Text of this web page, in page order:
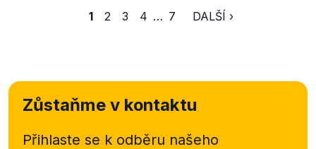
1 2 3 4 … 7 DALŠÍ ›
Zůstaňme v kontaktu
Přihlaste se k odběru našeho